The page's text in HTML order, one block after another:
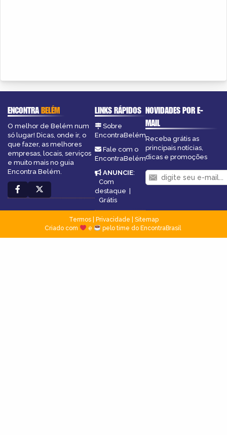
ENCONTRABELÉM
O melhor de Belém num
só lugar! Dicas, onde ir, o
que fazer, as melhores
empresas, locais, serviços
e muito mais no guia
Encontra Belém.
LINKS RÁPIDOS
Sobre
EncontraBelém
Fale com o
EncontraBelém
ANUNCIE:
Com
destaque |
Grátis
NOVIDADES POR E-
MAIL
Receba grátis as
principais notícias,
dicas e promoções
Termos| Privacidade
Sitemap
Criado com
e pelo time do EncontraBrasil